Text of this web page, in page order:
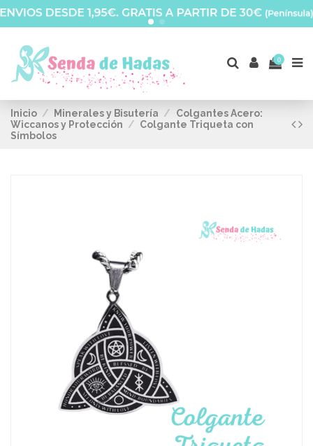
0
Inicio Minerales y Bisutería
Colgantes Acero:
Wiccanos y Protección
Colgante Triqueta con
Símbolos